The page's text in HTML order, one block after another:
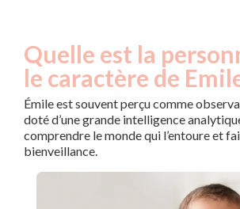
Quelle est la
le caractère de
Émile est souvent perçu comme
doté d’une grande intelligence
comprendre le monde qui l’entoure et
bienveillance.